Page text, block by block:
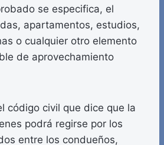
se especifica, el
apartamentos, estudios,
o cualquier otro elemento
de aprovechamiento
código civil que dice que la
podrá regirse por los
entre los condueños,